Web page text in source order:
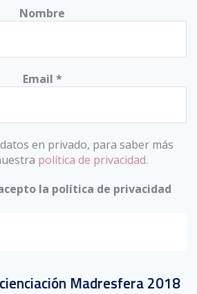
Nombre
Email *
en privado, para saber más
política de privacidad.
la política de privacidad
Madresfera 2018